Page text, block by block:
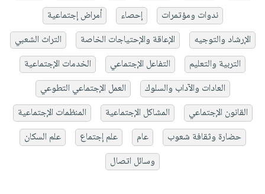
ندوات ومؤتمرات
إحصاء
أمراض إجتماعية
الإرشاد والتوجيه
الإعاقة والإحتياجات الخاصة
التراث الشعبي
التربية والتعليم
التفاعل الإجتماعي
الخدمات الإجتماعية
العادات والآداب والسلوك
العمل الإجتماعي التطوعي
القانون الإجتماعي
المشاكل الإجتماعية
المنظمات الإجتماعية
حضارة وثقافة شعوب
عام علم إجتماع
علم السكان
وسائل اتصال